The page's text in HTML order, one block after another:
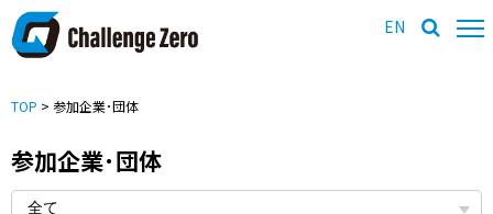
EN
TOP > 参加企業･団体
参加企業･団体